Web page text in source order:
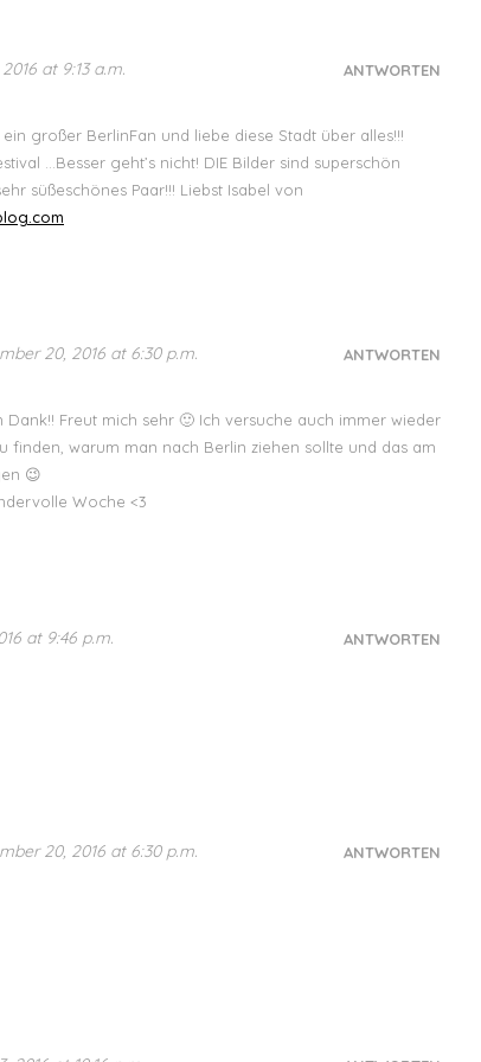
at 9:13 a.m. ANTWORTEN
großer BerlinFan und liebe diese Stadt über alles!!!
…Besser geht’s nicht! DIE Bilder sind superschön
süßeschönes Paar!!! Liebst Isabel von
20, 2016 at 6:30 p.m. ANTWORTEN
Dank!! Freut mich sehr 🙂 Ich versuche auch immer wieder
finden, warum man nach Berlin ziehen sollte und das am
😉
Woche <3
at 9:46 p.m. ANTWORTEN
20, 2016 at 6:30 p.m. ANTWORTEN